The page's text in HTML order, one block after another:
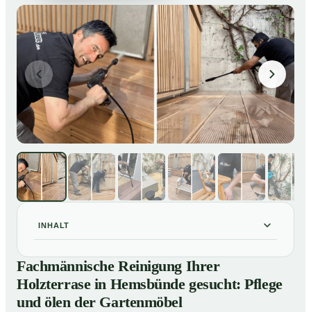
INHALT
01 Fachmännische Reinigung Ihrer Holzterrase in
Hemsbünde gesucht: Pflege und ölen der Gartenmöbel
02So reinigen unsere Profis Holzterrassen in Hemsbünde
Fachmännische Reinigung Ihrer
Holzterrase in Hemsbünde gesucht: Pflege
und ölen der Gartenmöbel